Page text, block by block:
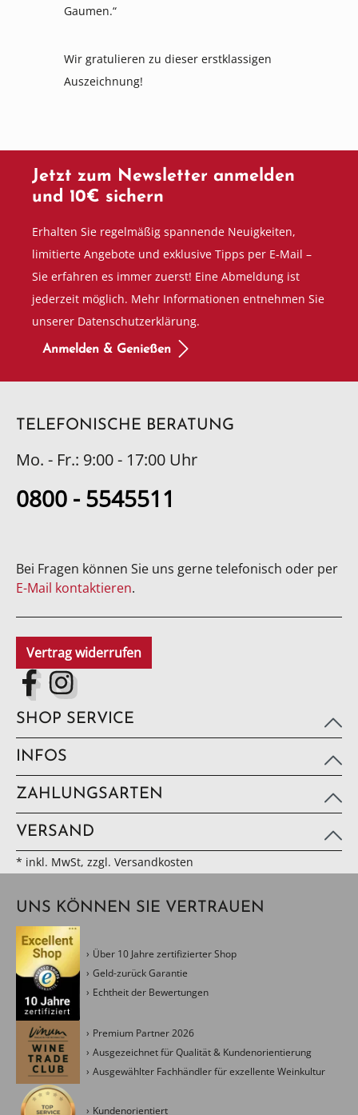
Gaumen.“
Wir gratulieren zu dieser erstklassigen
Auszeichnung!
Jetzt zum Newsletter anmelden
und 10€ sichern
Erhalten Sie regelmäßig spannende Neuigkeiten,
limitierte Angebote und exklusive Tipps per E-Mail –
Sie erfahren es immer zuerst! Eine Abmeldung ist
jederzeit möglich. Mehr Informationen entnehmen Sie
unserer Datenschutzerklärung.
Anmelden & Genießen
TELEFONISCHE BERATUNG
Mo. - Fr.: 9:00 - 17:00 Uhr
0800 - 5545511
Bei Fragen können Sie uns gerne telefonisch oder per
E-Mail kontaktieren.
Vertrag widerrufen
SHOP SERVICE
INFOS
ZAHLUNGSARTEN
VERSAND
* inkl. MwSt, zzgl. Versandkosten
UNS KÖNNEN SIE VERTRAUEN
Über 10 Jahre zertifizierter Shop
Geld-zurück Garantie
Echtheit der Bewertungen
Premium Partner 2026
Ausgezeichnet für Qualität & Kundenorientierung
Ausgewählter Fachhändler für exzellente Weinkultur
Kundenorientiert